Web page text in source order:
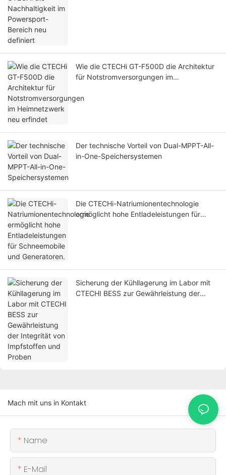
Wie die CTECHi GT-F500D die Architektur
für Notstromversorgungen im
Der technische Vorteil von Dual-MPPT-All-
in-One-Speichersystemen
Die CTECHi-Natriumionentechnologie
ermöglicht hohe Entladeleistungen für
Sicherung der Kühllagerung im Labor mit
CTECHI BESS zur Gewährleistung der
Mach mit uns in Kontakt
Name
E-Mail